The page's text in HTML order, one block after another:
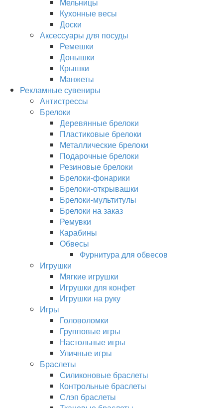
Кухонные весы
Доски
Аксессуары для посуды
Ремешки
Донышки
Крышки
Манжеты
Рекламные сувениры
Антистрессы
Брелоки
Деревянные брелоки
Пластиковые брелоки
Металлические брелоки
Подарочные брелоки
Резиновые брелоки
Брелоки-фонарики
Брелоки-открывашки
Брелоки-мультитулы
Брелоки на заказ
Ремувки
Карабины
Обвесы
Фурнитура для обвесов
Игрушки
Мягкие игрушки
Игрушки для конфет
Игрушки на руку
Игры
Головоломки
Групповые игры
Настольные игры
Уличные игры
Браслеты
Силиконовые браслеты
Контрольные браслеты
Слэп браслеты